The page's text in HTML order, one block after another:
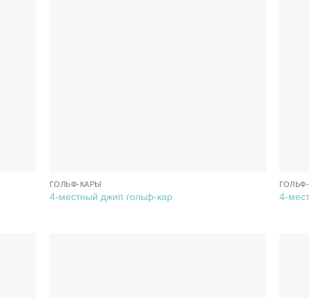
ГОЛЬФ-КАРЫ
4-местный джип гольф-кар 4-